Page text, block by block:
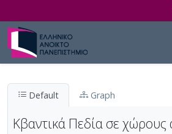
Default Graph
Κβαντικά Πεδία σε χώρους